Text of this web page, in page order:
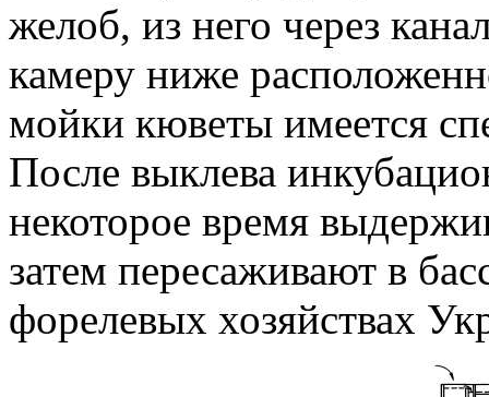
желоб, из него через
камеру ниже
мойки кюветы имеется
После выклева
некоторое время
затем пересаживают в
форелевых хозяйствах